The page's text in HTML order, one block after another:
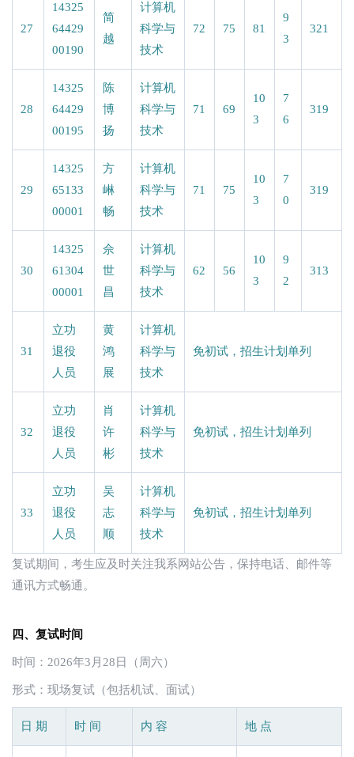
27
14325
64429
00190
简
越
计算机
科学与
技术
72 75 81
9
3
321
28
14325
64429
00195
陈
博
扬
计算机
科学与
技术
71 69
10
3
7
6
319
29
14325
65133
00001
方
崊
畅
计算机
科学与
技术
71 75
10
3
7
0
319
30
14325
61304
00001
佘
世
昌
计算机
科学与
技术
62 56
10
3
9
2
313
31
立功
退役
人员
黄
鸿
展
计算机
科学与
技术
免初试，招生计划单列
32
立功
退役
人员
肖
许
彬
计算机
科学与
技术
免初试，招生计划单列
33
立功
退役
人员
吴
志
顺
计算机
科学与
技术
免初试，招生计划单列
复试期间，考生应及时关注我系网站公告，保持电话、邮件等
通讯方式畅通。
四、复试时间
时间：2026年3月28日（周六）
形式：现场复试（包括机试、面试）
日 期 时 间 内 容 地 点